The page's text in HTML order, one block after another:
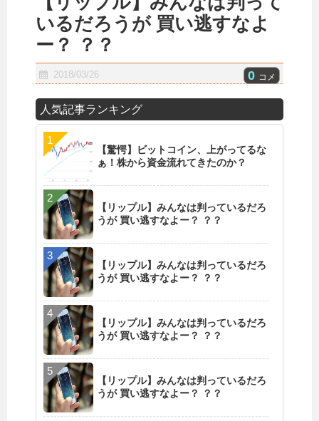
いるだろうが 買い逃すなよ
ー？ ？？
2018/03/26 0 コメ
人気記事ランキング
【驚愕】ビットコイン、上がってるな
ぁ！株から資金流れてきたのか？
【リップル】みんなは判っているだろ
うが 買い逃すなよー？ ？？
【リップル】みんなは判っているだろ
うが 買い逃すなよー？ ？？
【リップル】みんなは判っているだろ
うが 買い逃すなよー？ ？？
【リップル】みんなは判っているだろ
うが 買い逃すなよー？ ？？